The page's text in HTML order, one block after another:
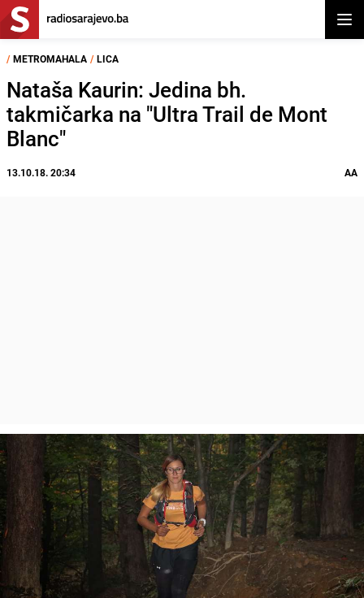
/ METROMAHALA / LICA
Nataša Kaurin: Jedina bh.
takmičarka na "Ultra Trail de Mont
Blanc"
13.10.18. 20:34 AA